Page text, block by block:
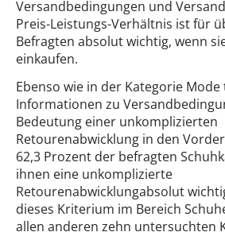
Versandbedingungen und
Preis-Leistungs-Verhältnis ist für
Befragten absolut wichtig, wenn
einkaufen.
Ebenso wie in der Kategorie
Informationen zu
Bedeutung einer unkomplizierten
Retourenabwicklung in den
62,3 Prozent der befragten
ihnen eine unkomplizierte
Retourenabwicklungabsolut
dieses Kriterium im Bereich
allen anderen zehn untersuchten